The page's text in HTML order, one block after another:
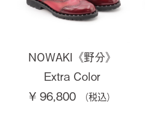
NOWAKI《野分》
Extra Color
¥ 96,800